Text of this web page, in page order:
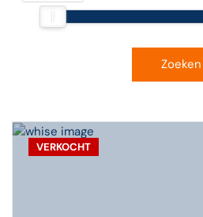
Zoeken
VERKOCHT